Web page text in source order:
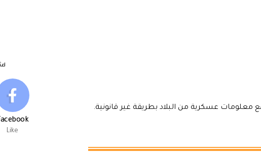
معلومات عسكرية من البلاد بطريقة غير قانونية.
Like